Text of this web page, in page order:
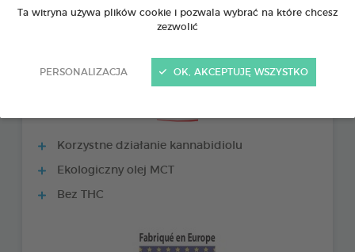
Ta witryna używa plików cookie i pozwala wybrać na które chcesz
zezwolić
PERSONALIZACJA OK, AKCEPTUJĘ WSZYSTKO
Korzystne działanie kannabidiolu
Ekologiczny olej MCT
Bez THC